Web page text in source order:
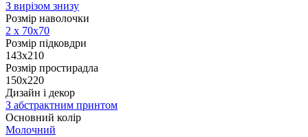
З вирізом знизу
Розмір наволочки
2 х 70х70
Розмір підковдри
143x210
Розмір простирадла
150х220
Дизайн і декор
З абстрактним принтом
Основний колір
Молочний